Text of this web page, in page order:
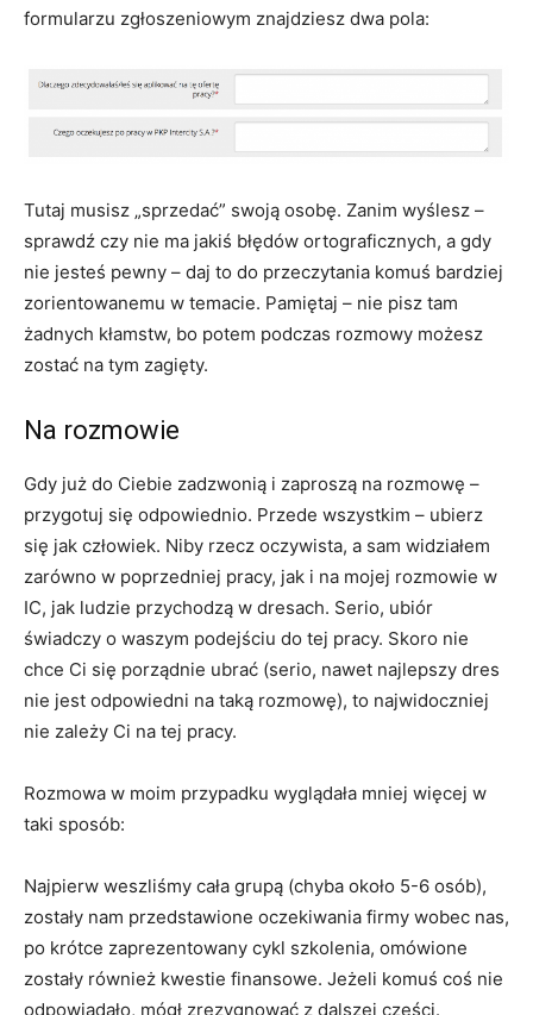
formularzu zgłoszeniowym znajdziesz dwa pola:
Tutaj musisz „sprzedać” swoją osobę. Zanim wyślesz –
sprawdź czy nie ma jakiś błędów ortograficznych, a gdy
nie jesteś pewny – daj to do przeczytania komuś bardziej
zorientowanemu w temacie. Pamiętaj – nie pisz tam
żadnych kłamstw, bo potem podczas rozmowy możesz
zostać na tym zagięty.
Na rozmowie
Gdy już do Ciebie zadzwonią i zaproszą na rozmowę –
przygotuj się odpowiednio. Przede wszystkim – ubierz
się jak człowiek. Niby rzecz oczywista, a sam widziałem
zarówno w poprzedniej pracy, jak i na mojej rozmowie w
IC, jak ludzie przychodzą w dresach. Serio, ubiór
świadczy o waszym podejściu do tej pracy. Skoro nie
chce Ci się porządnie ubrać (serio, nawet najlepszy dres
nie jest odpowiedni na taką rozmowę), to najwidoczniej
nie zależy Ci na tej pracy.
Rozmowa w moim przypadku wyglądała mniej więcej w
taki sposób:
Najpierw weszliśmy cała grupą (chyba około 5-6 osób),
zostały nam przedstawione oczekiwania firmy wobec nas,
po krótce zaprezentowany cykl szkolenia, omówione
zostały również kwestie finansowe. Jeżeli komuś coś nie
odpowiadało, mógł zrezygnować z dalszej części.